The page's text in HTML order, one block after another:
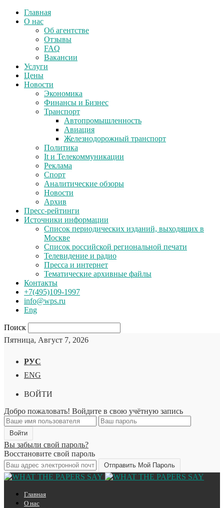
Главная
О нас
Об агентстве
Отзывы
FAQ
Вакансии
Услуги
Цены
Новости
Экономика
Финансы и Бизнес
Транспорт
Автопромышленность
Авиация
Железнодорожный транспорт
Политика
It и Телекоммуникации
Реклама
Спорт
Аналитические обзоры
Новости
Архив
Пресс-рейтинги
Источники информации
Список периодических изданий, выходящих в
Москве
Список российской региональной печати
Телевидение и радио
Пресса и интернет
Тематические архивные файлы
Контакты
+7(495)109-1997
info@wps.ru
Eng
Поиск
Пятница, Август 7, 2026
РУС
ENG
ВОЙТИ
Добро пожаловать! Войдите в свою учётную запись
Вы забыли свой пароль?
Восстановите свой пароль
Главная
О нас